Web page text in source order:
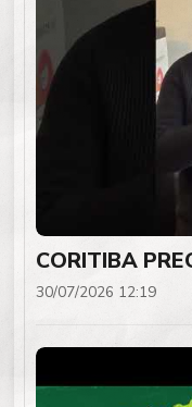
CORITIBA
30/07/2026 12:19